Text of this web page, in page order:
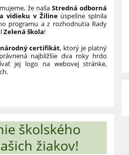
že našaStredná odborná
vidieku v Žilineúspešne splnila
programu a z rozhodnutia Rady
Zelená škola!
certifikát, ktorý je platný
najbližšie dva roky hrdo
jej logo na webovej stránke,
školského
žiakov!